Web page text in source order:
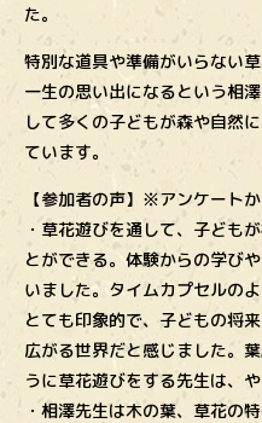
た。
特別な道具や準備がいらない
一生の思い出になるという相
して多くの子どもが森や自然
ています。
【参加者の声】※アンケート
・草花遊びを通して、子ども
とができる。体験からの学び
いました。タイムカプセルの
とても印象的で、子どもの将
広がる世界だと感じました。
うに草花遊びをする先生は、
・相澤先生は木の葉、草花の